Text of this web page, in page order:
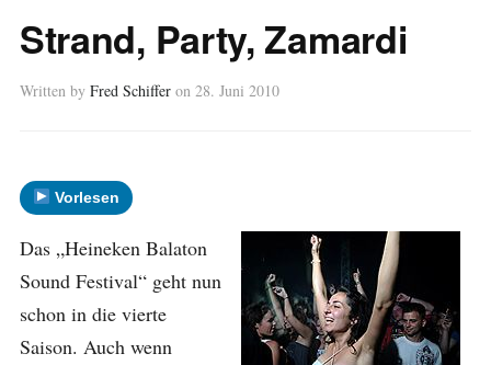
Strand, Party, Zamardi
Written by Fred Schiffer on 28. Juni 2010
Vorlesen
Das „Heineken Balaton
Sound Festival“ geht nun
schon in die vierte
Saison. Auch wenn